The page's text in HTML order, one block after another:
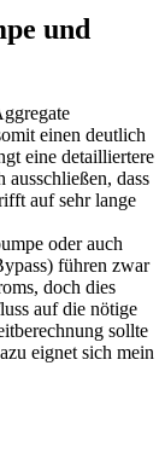
und
einen deutlich
eine detailliertere
dass
auf sehr lange
oder auch
führen zwar
doch dies
auf die nötige
sollte
eignet sich mein